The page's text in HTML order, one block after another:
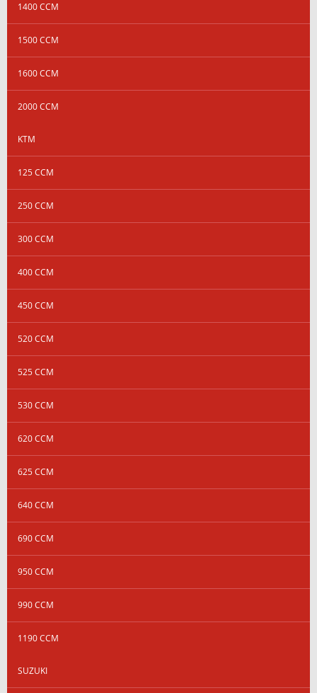
1400 CCM
1500 CCM
1600 CCM
2000 CCM
KTM
125 CCM
250 CCM
300 CCM
400 CCM
450 CCM
520 CCM
525 CCM
530 CCM
620 CCM
625 CCM
640 CCM
690 CCM
950 CCM
990 CCM
1190 CCM
SUZUKI